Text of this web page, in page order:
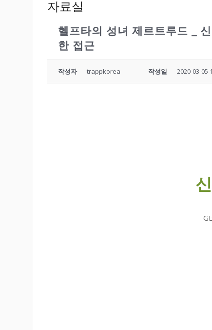
자료실
헬프타의 성녀 제르트루드 _
한 접근
작성자 trappkorea 작성일 2020-03-05